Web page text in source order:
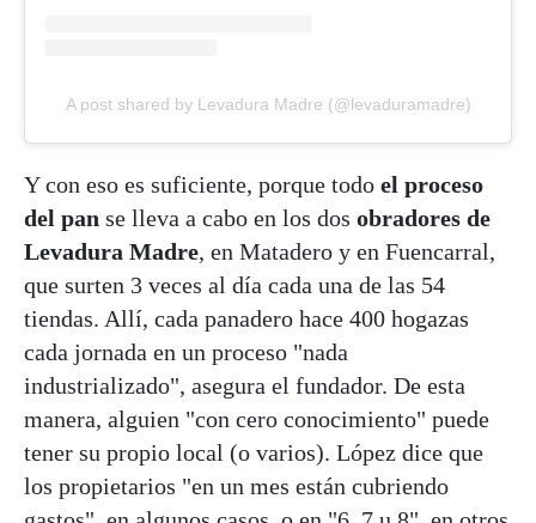
A post shared by Levadura Madre (@levaduramadre)
Y con eso es suficiente, porque todo el proceso
del pan se lleva a cabo en los dos obradores de
Levadura Madre, en Matadero y en Fuencarral,
que surten 3 veces al día cada una de las 54
tiendas. Allí, cada panadero hace 400 hogazas
cada jornada en un proceso "nada
industrializado", asegura el fundador. De esta
manera, alguien "con cero conocimiento" puede
tener su propio local (o varios). López dice que
los propietarios "en un mes están cubriendo